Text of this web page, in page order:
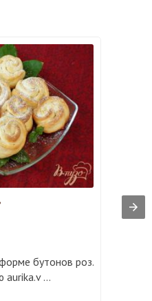
бутонов роз.
aurika.v ...